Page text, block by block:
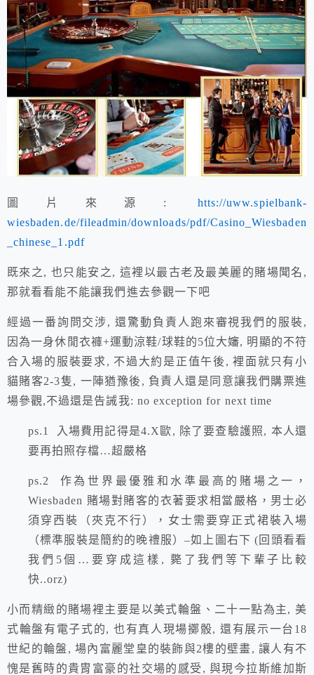
圖片來源: htts://uww.spielbank-
wiesbaden.de/fileadmin/downloads/pdf/Casino_Wiesbaden
_chinese_1.pdf
既來之, 也只能安之, 這裡以最古老及最美麗的賭場聞名,
那就看看能不能讓我們進去參觀一下吧
經過一番詢問交涉, 還驚動負責人跑來審視我們的服裝,
因為一身休閒衣褲+運動涼鞋/球鞋的5位大嬸, 明顯的不符
合入場的服裝要求, 不過大約是正值午後, 裡面就只有小
貓賭客2-3隻, 一陣猶豫後, 負責人還是同意讓我們購票進
場參觀,不過還是告誡我: no exception for next time
ps.1
入場費用記得是4.X歐, 除了要查驗護照, 本人還
要再拍照存檔…超嚴格
ps.2
作為世界最優雅和水準最高的賭場之一，
Wiesbaden 賭場對賭客的衣著要求相當嚴格，男士必
須穿西裝（夾克不行），女士需要穿正式裙裝入場
（標準服裝是簡約的晚禮服）–如上圖右下 (回頭看看
我們5個…要穿成這樣, 斃了我們等下輩子比較
快..orz)
小而精緻的賭場裡主要是以美式輪盤、二十一點為主, 美
式輪盤有電子式的, 也有真人現場擲骰, 還有展示一台18
世紀的輪盤, 場內富麗堂皇的裝飾與2樓的壁畫, 讓人有不
愧是舊時的貴胄富豪的社交場的感受, 與現今拉斯維加斯